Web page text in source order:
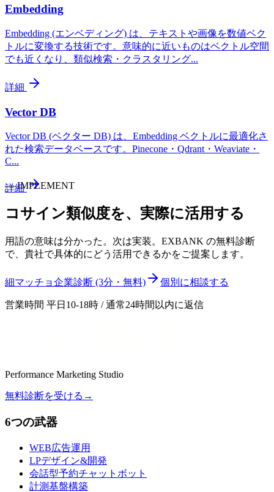
Embedding
Embedding (エンベディング) は、テキストや画像を数値ベク
トルに変換する技術です。意味的に近いものはベクトル空間
でも近くなり、類似検索・クラスタリング...
詳細
Vector DB
Vector DB (ベクター DB) は、Embedding ベクトルに最適化さ
れた検索データベースです。Pinecone・Qdrant・Weaviate・
C...
詳細
—IMPLEMENT
コサイン類似度を、実際に活用する
用語の意味は分かった。次は実装。EXBANK の無料診断
で、貴社で具体的にどう活用できるかをご提案します。
細マッチョ企業診断 (3分・無料) 個別に相談する
営業時間 平日10-18時 / 通常24時間以内に返信
Performance Marketing Studio
無料診断を受ける →
6つの武器
WEB広告運用
LPデザイン&開発
会話型予約チャットボット
計測基盤構築